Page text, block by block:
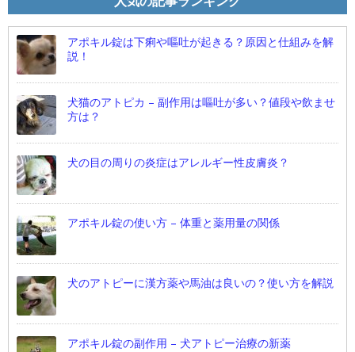
アポキル錠は下痢や嘔吐が起きる？原因と仕組みを解
説！
犬猫のアトピカ – 副作用は嘔吐が多い？値段や飲ませ
方は？
犬の目の周りの炎症はアレルギー性皮膚炎？
アポキル錠の使い方 – 体重と薬用量の関係
犬のアトピーに漢方薬や馬油は良いの？使い方を解説
アポキル錠の副作用 – 犬アトピー治療の新薬